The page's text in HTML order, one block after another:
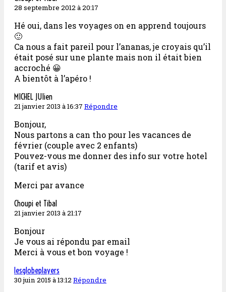
28 septembre 2012 à 20:17
Hé oui, dans les voyages on en apprend toujours
🙂
Ca nous a fait pareil pour l’ananas, je croyais qu’il
était posé sur une plante mais non il était bien
accroché 😀
A bientôt à l’apéro !
MICHEL JUlien
21 janvier 2013 à 16:37 Répondre
Bonjour,
Nous partons a can tho pour les vacances de
février (couple avec 2 enfants)
Pouvez-vous me donner des info sur votre hotel
(tarif et avis)
Merci par avance
Choupi et Tibal
21 janvier 2013 à 21:17
Bonjour
Je vous ai répondu par email
Merci à vous et bon voyage !
lesglobeplayers
30 juin 2015 à 13:12 Répondre